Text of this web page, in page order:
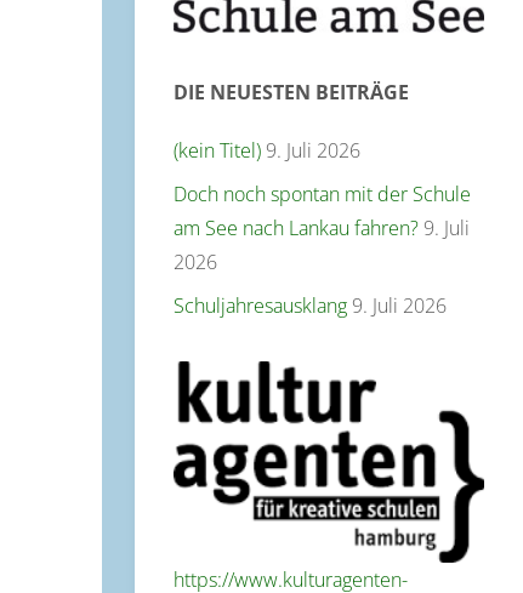
DIE NEUESTEN BEITRÄGE
(kein Titel) 9. Juli 2026
Doch noch spontan mit der Schule
am See nach Lankau fahren? 9. Juli
2026
Schuljahresausklang 9. Juli 2026
https://www.kulturagenten-